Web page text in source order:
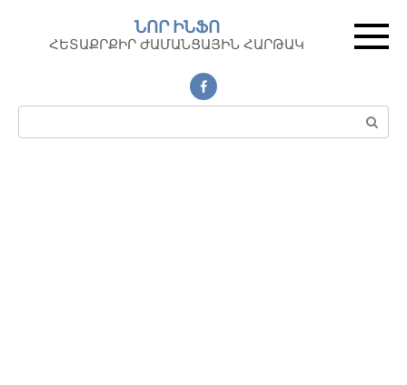
контенту
ՆՈՐ ԻՆՖՈ
ՀԵՏԱՔՐՔԻՐ ԺԱՄԱՆՑԱՅԻՆ ՀԱՐԹԱԿ
Поиск: